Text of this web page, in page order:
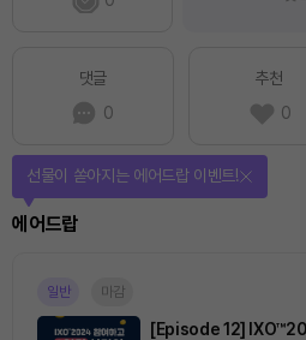
댓글
0
추천
0
퀴즈
퀴즈풀고 선물 받자!
마감
[토큰포스트] 기사 퀴즈